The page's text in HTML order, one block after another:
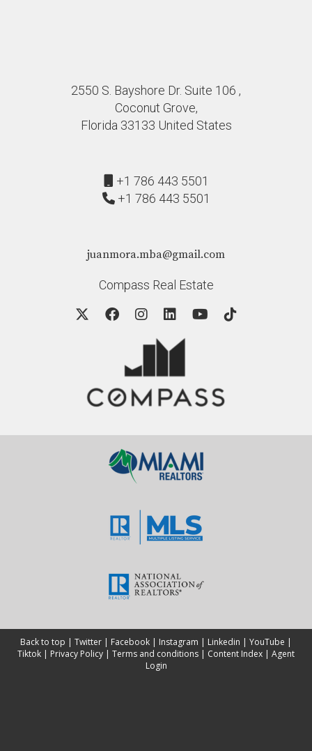
2550 S. Bayshore Dr. Suite 106 ,
Coconut Grove,
Florida 33133 United States
+1 786 443 5501
+1 786 443 5501
juanmora.mba@gmail.com
Compass Real Estate
Back to top | Twitter | Facebook | Instagram | Linkedin | YouTube |
Tiktok | Privacy Policy | Terms and conditions | Content Index | Agent
Login